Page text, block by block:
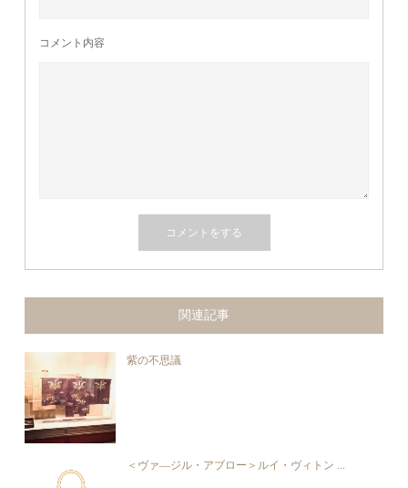
コメント内容
関連記事
紫の不思議
＜ヴァ―ジル・アブロー＞ルイ・ヴィトン ...